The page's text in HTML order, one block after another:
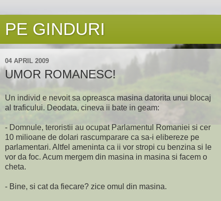
PE GINDURI
04 APRIL 2009
UMOR ROMANESC!
Un individ e nevoit sa opreasca masina datorita unui blocaj
al traficului. Deodata, cineva ii bate in geam:
- Domnule, teroristii au ocupat Parlamentul Romaniei si cer
10 milioane de dolari rascumparare ca sa-i elibereze pe
parlamentari. Altfel ameninta ca ii vor stropi cu benzina si le
vor da foc. Acum mergem din masina in masina si facem o
cheta.
- Bine, si cat da fiecare? zice omul din masina.